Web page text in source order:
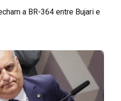
a BR-364 entre Bujari e